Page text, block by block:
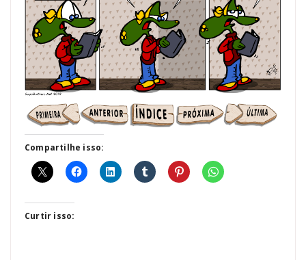
Compartilhe isso:
Curtir isso: